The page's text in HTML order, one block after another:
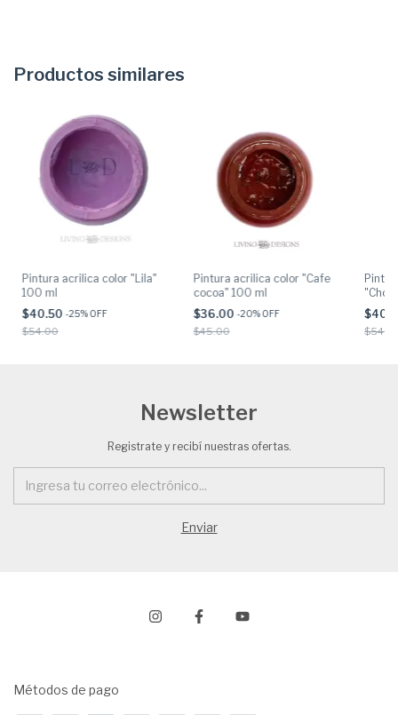
Productos similares
Pintura acrilica color "Lila"
100 ml
$40.50 -25% OFF
$54.00
Pintura acrilica color "Cafe
cocoa" 100 ml
$36.00 -20% OFF
$45.00
Newsletter
Registrate y recibí nuestras ofertas.
Métodos de pago